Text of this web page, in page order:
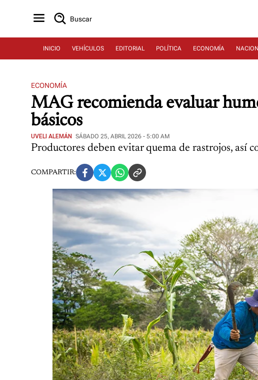
Buscar
INICIO VEHÍCULOS EDITORIAL POLÍTICA ECONOMÍA
ECONOMÍA
MAG recomienda evaluar
básicos
UVELI ALEMÁN SÁBADO 25, ABRIL 2026 - 5:00 AM
Productores deben evitar quema de rastrojos, así
COMPARTIR: